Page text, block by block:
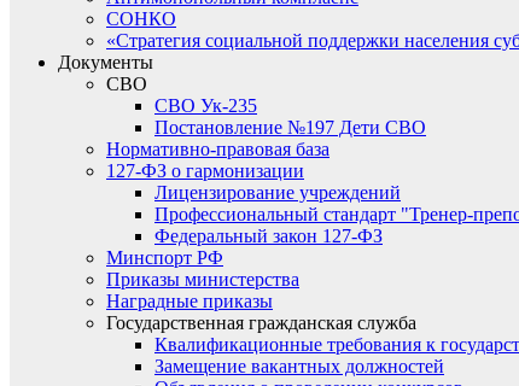
СОНКО
«Стратегия социальной поддержки населения
Документы
СВО
СВО Ук-235
Постановление №197 Дети СВО
Нормативно-правовая база
127-ФЗ о гармонизации
Лицензирование учреждений
Профессиональный стандарт "Тренер-
Федеральный закон 127-ФЗ
Минспорт РФ
Приказы министерства
Наградные приказы
Государственная гражданская служба
Квалификационные требования к
Замещение вакантных должностей